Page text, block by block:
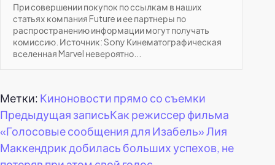
При совершении покупок по ссылкам в наших
статьях компания Future и ее партнеры по
распространению информации могут получать
комиссию. Источник: Sony Кинематографическая
вселенная Marvel невероятно...
Метки: Киноновости прямо со съемки
Навигация
по
Предыдущая записьКак режиссер фильма
«Голосовые сообщения для Изабель» Лия
Маккендрик добилась больших успехов, не